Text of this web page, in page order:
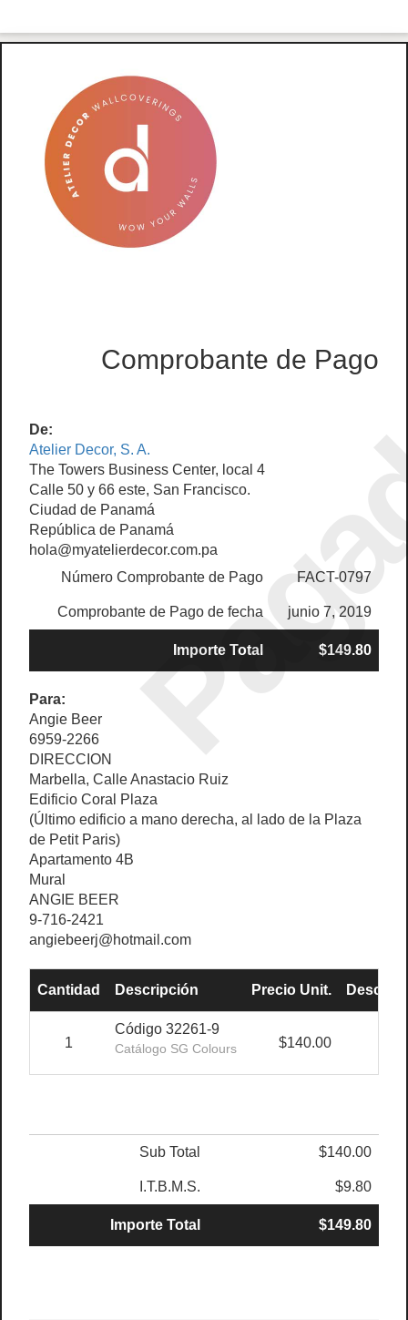
Comprobante de Pago
De:
Atelier Decor, S. A.
The Towers Business Center, local 4
Calle 50 y 66 este, San Francisco.
Ciudad de Panamá
República de Panamá
hola@myatelierdecor.com.pa
Número Comprobante de Pago
FACT-0797
Comprobante de Pago de fecha junio 7, 2019
Importe Total $149.80
Para:
Angie Beer
6959-2266
DIRECCION
Marbella, Calle Anastacio Ruiz
Edificio Coral Plaza
(Último edificio a mano derecha, al lado de la Plaza
de Petit Paris)
Apartamento 4B
Mural
ANGIE BEER
9-716-2421
angiebeerj@hotmail.com
Cantidad Descripción Precio Unit.
1
Código 32261-9
Catálogo SG Colours $140.00
Sub Total $140.00
I.T.B.M.S. $9.80
Importe Total $149.80